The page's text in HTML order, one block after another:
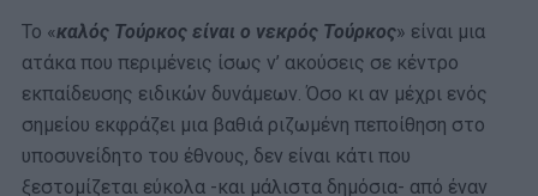
Το «καλός Τούρκος είναι ο νεκρός Τούρκος» είναι μια
ατάκα που περιμένεις ίσως ν’ ακούσεις σε κέντρο
εκπαίδευσης ειδικών δυνάμεων. Όσο κι αν μέχρι ενός
σημείου εκφράζει μια βαθιά ριζωμένη πεποίθηση στο
υποσυνείδητο του έθνους, δεν είναι κάτι που
ξεστομίζεται εύκολα -και μάλιστα δημόσια- από έναν